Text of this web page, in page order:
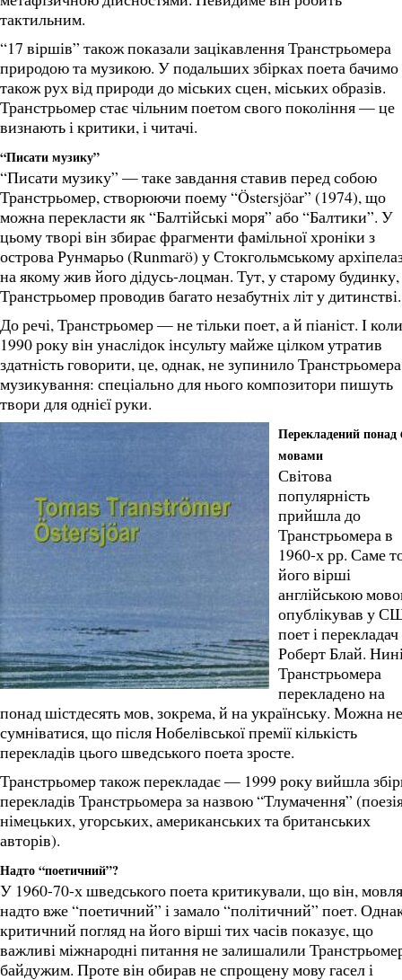
тактильним.
“17 віршів” також показали зацікавлення Транстрьомера
природою та музикою. У подальших збірках поета бачимо
також рух від природи до міських сцен, міських образів.
Транстрьомер стає чільним поетом свого покоління — це
визнають і критики, і читачі.
“Писати музику”
“Писати музику” — таке завдання ставив перед собою
Транстрьомер, створюючи поему “Östersjöar” (1974), що
можна перекласти як “Балтійські моря” або “Балтики”. У
цьому творі він збирає фрагменти фамільної хроніки з
острова Рунмарьо (Runmarö) у Стокгольмському
на якому жив його дідусь-лоцман. Тут, у старому будинку,
Транстрьомер проводив багато незабутніх літ у дитинстві.
До речі, Транстрьомер — не тільки поет, а й піаніст. І коли
1990 року він унаслідок інсульту майже цілком утратив
здатність говорити, це, однак, не зупинило
музикування: спеціально для нього композитори пишуть
твори для однієї руки.
Перекладений понад
мовами
Світова
популярність
прийшла до
Транстрьомера в
1960-х рр. Саме
його вірші
англійською
опублікував у
поет і перекладач
Роберт Блай.
Транстрьомера
перекладено на
понад шістдесять мов, зокрема, й на українську. Можна не
сумніватися, що після Нобелівської премії кількість
перекладів цього шведського поета зросте.
Транстрьомер також перекладає — 1999 року вийшла
перекладів Транстрьомера за назвою “Тлумачення”
німецьких, угорських, американських та британських
авторів).
Надто “поетичний”?
У 1960-70-х шведського поета критикували, що він,
надто вже “поетичний” і замало “політичний” поет.
критичний погляд на його вірші тих часів показує, що
важливі міжнародні питання не залишалили
байдужим. Проте він обирав не спрощену мову гасел і